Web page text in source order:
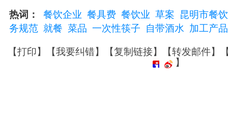
热词： 餐饮企业 餐具费 餐饮业 草案
昆明市餐
务规范 就餐 菜品 一次性筷子 自带酒水 加工产品
【打印】【我要纠错】【复制链接】【转发邮件】
】